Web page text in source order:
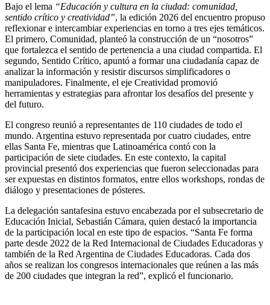
Bajo el lema “Educación y cultura en la ciudad: comunidad,
sentido crítico y creatividad”, la edición 2026 del encuentro propuso
reflexionar e intercambiar experiencias en torno a tres ejes temáticos.
El primero, Comunidad, planteó la construcción de un “nosotros”
que fortalezca el sentido de pertenencia a una ciudad compartida. El
segundo, Sentido Crítico, apuntó a formar una ciudadanía capaz de
analizar la información y resistir discursos simplificadores o
manipuladores. Finalmente, el eje Creatividad promovió
herramientas y estrategias para afrontar los desafíos del presente y
del futuro.
El congreso reunió a representantes de 110 ciudades de todo el
mundo. Argentina estuvo representada por cuatro ciudades, entre
ellas Santa Fe, mientras que Latinoamérica contó con la
participación de siete ciudades. En este contexto, la capital
provincial presentó dos experiencias que fueron seleccionadas para
ser expuestas en distintos formatos, entre ellos workshops, rondas de
diálogo y presentaciones de pósteres.
La delegación santafesina estuvo encabezada por el subsecretario de
Educación Inicial, Sebastián Cámara, quien destacó la importancia
de la participación local en este tipo de espacios. “Santa Fe forma
parte desde 2022 de la Red Internacional de Ciudades Educadoras y
también de la Red Argentina de Ciudades Educadoras. Cada dos
años se realizan los congresos internacionales que reúnen a las más
de 200 ciudades que integran la red”, explicó el funcionario.